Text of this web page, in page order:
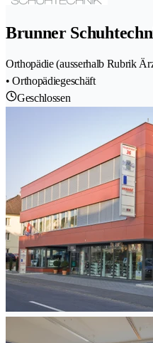
Brunner
Orthopädie (ausserhalb Rubrik
• Orthopädiegeschäft
Geschlossen